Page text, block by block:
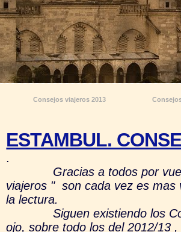
Consejos viajeros 2013
ESTAMBUL.
.
Gracias a todos por
viajeros " son cada vez es
la lectura.
Siguen existiendo los
ojo, sobre todo los del 2012/13